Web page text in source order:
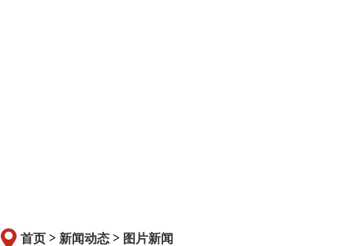
首页 > 新闻动态 > 图片新闻